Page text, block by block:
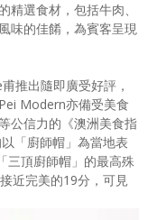
選食材，包括牛肉、
味的佳餚，為賓客呈現
推出隨即廣受好評，
Modern亦備受美食
公信力的《澳洲美食指
「廚師帽」為當地表
三頂廚師帽」的最高殊
近完美的19分，可見